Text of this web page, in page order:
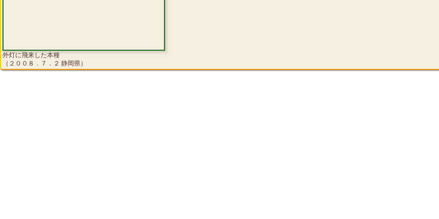
外灯に飛来した本種
（２００８．７．２ 静岡県）